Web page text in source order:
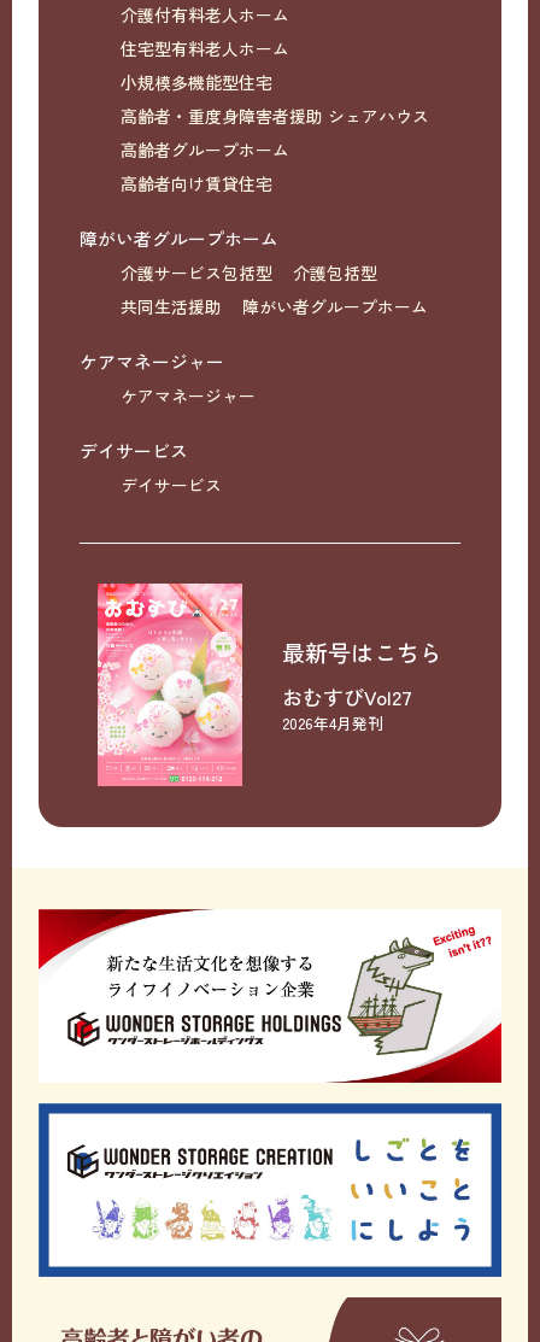
介護付有料老人ホーム
住宅型有料老人ホーム
小規模多機能型住宅
高齢者・重度身障害者援助 シェアハウス
高齢者グループホーム
高齢者向け賃貸住宅
障がい者グループホーム
介護サービス包括型
介護包括型
共同生活援助
障がい者グループホーム
ケアマネージャー
ケアマネージャー
デイサービス
デイサービス
最新号はこちら
おむすびVol27
2026年4月発刊